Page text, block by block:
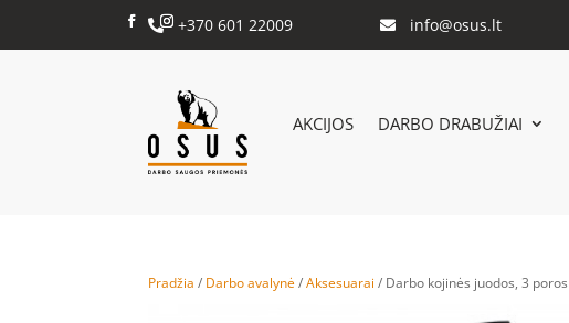
 +370 601 22009  info@osus.lt
AKCIJOS DARBO DRABUŽIAI
Pradžia / Darbo avalynė/Aksesuarai / Darbo kojinės juodos, 3 poros